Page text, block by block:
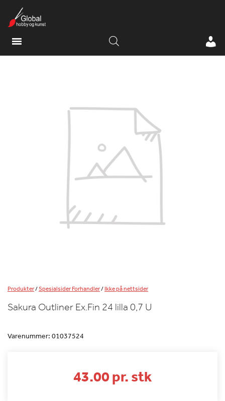
Produkter/Spesialsider Forhandler/Ikke på nettsider
Sakura Outliner Ex.Fin 24 lilla 0,7 U
Varenummer: 01037524
43.00 pr. stk